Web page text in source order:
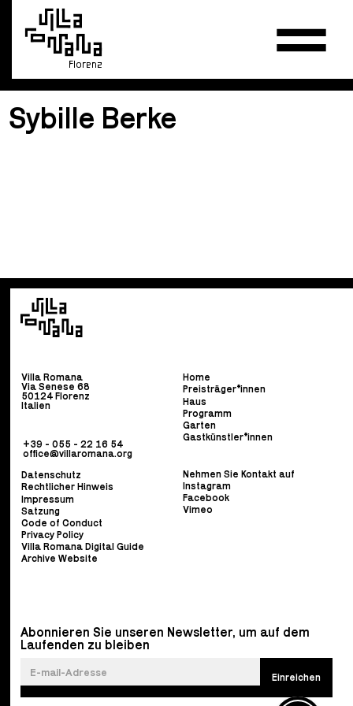
Florenz
Sybille Berke
Villa Romana
Via Senese 68
50124 Florenz
Italien
+39 - 055 - 22 16 54
office@villaromana.org
Home
Preisträger*innen
Haus
Programm
Garten
Gastkünstler*innen
Datenschutz
Rechtlicher Hinweis
Impressum
Satzung
Code of Conduct
Privacy Policy
Villa Romana Digital Guide
Archive Website
Nehmen Sie Kontakt auf
Instagram
Facebook
Vimeo
Abonnieren Sie unseren Newsletter, um auf dem
Laufenden zu bleiben